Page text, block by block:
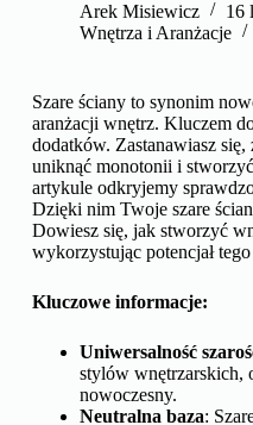
Arek Misiewicz
16
Wnętrza i Aranżacje
Szare ściany to synonim
aranżacji wnętrz. Kluczem
dodatków. Zastanawiasz się,
uniknąć monotonii i
artykule odkryjemy
Dzięki nim Twoje szare
Dowiesz się, jak stworzyć
wykorzystując potencjał
Kluczowe informacje:
Uniwersalność
stylów wnętrzarskich,
nowoczesny.
Neutralna baza: